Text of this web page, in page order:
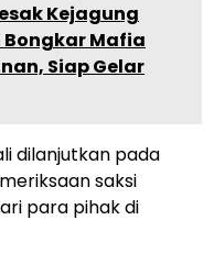
Kejagung
Mafia
Siap Gelar
dilanjutkan pada
saksi
para pihak di